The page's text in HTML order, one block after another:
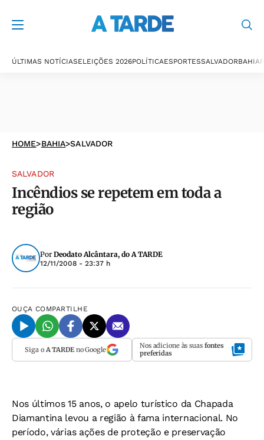
ÚLTIMAS NOTÍCIASELEIÇÕES 2026POLÍTICAESPORTESSALVADORBAHIA
HOME>BAHIA>SALVADOR
SALVADOR
Incêndios se repetem em toda a
região
Por Deodato Alcântara, do A TARDE
12/11/2008 - 23:37 h
OUÇA COMPARTILHE
Siga o A TARDEno Google Nos adicione às suas fontes
preferidas
Nos últimos 15 anos, o apelo turístico da Chapada
Diamantina levou a região à fama internacional. No
período, várias ações de proteção e preservação